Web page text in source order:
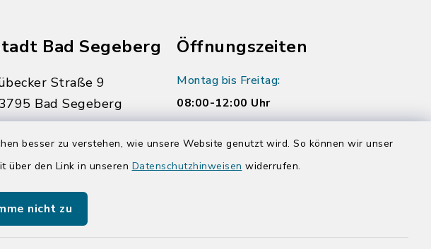
besser zu verstehen, wie unsere Website genutzt wird. So können wir unser
über den Link in unseren Datenschutzhinweisen widerrufen.
nicht zu
Bad Segeberg
Straße 9
Bad Segeberg
youtube
Öffnungszeiten
Montag bis Freitag:
08:00-12:00 Uhr
Donnerstag zusätzlich:
14:00-17:00 Uhr